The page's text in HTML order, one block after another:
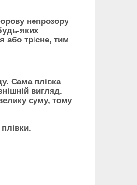
непрозору
яких
або трісне, тим
Сама плівка
вигляд.
суму, тому